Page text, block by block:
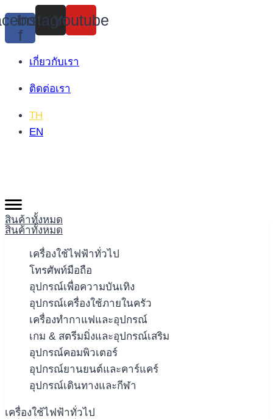
Skip
to
content
f
Instagram
Youtube
เกี่ยวกับเรา
ติดต่อเรา
TH
EN
สินค้าทั้งหมด
สินค้าทั้งหมด
เครื่องใช้ไฟฟ้าทั่วไป
โทรศัพท์มือถือ
อุปกรณ์เพื่อความบันเทิง
อุปกรณ์เครื่องใช้ภายในครัว
เครื่องทำกาแฟและอุปกรณ์
เกม & สตรีมมิ่งและอุปกรณ์เสริม
อุปกรณ์คอมพิวเตอร์
อุปกรณ์ยานยนต์และคาร์แคร์
อุปกรณ์เดินทางและกีฬา
เครื่องใช้ไฟฟ้าทั่วไป